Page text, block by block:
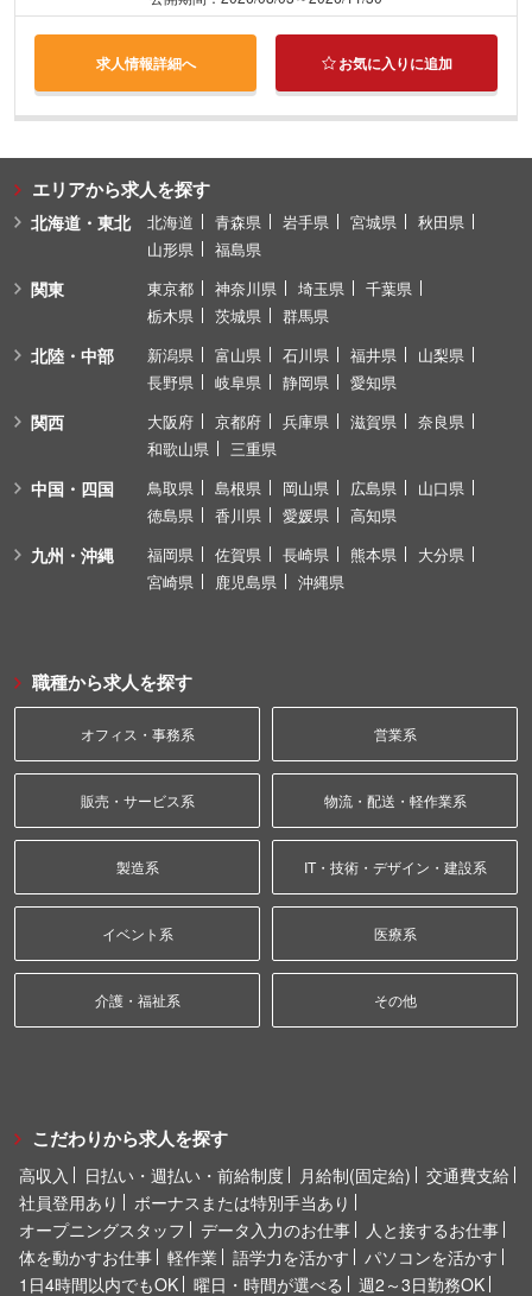
求人情報詳細へ お気に入りに追加
エリアから求人を探す
北海道・東北 北海道 青森県 岩手県 宮城県
秋田県
山形県
福島県
関東 東京都 神奈川県 埼玉県
千葉県
栃木県
茨城県 群馬県
北陸・中部 新潟県 富山県 石川県 福井県
山梨県
長野県
岐阜県 静岡県 愛知県
関西 大阪府 京都府 兵庫県 滋賀県
奈良県
和歌山県
三重県
中国・四国 鳥取県 島根県 岡山県 広島県
山口県
徳島県
香川県 愛媛県 高知県
九州・沖縄 福岡県 佐賀県 長崎県 熊本県
大分県
宮崎県
鹿児島県 沖縄県
職種から求人を探す
オフィス・事務系 営業系
販売・サービス系 物流・配送・軽作業系
製造系 IT・技術・デザイン・建設系
イベント系 医療系
介護・福祉系 その他
こだわりから求人を探す
高収入 日払い・週払い・前給制度 月給制(固定給)
交通費支給
社員登用あり
ボーナスまたは特別手当あり
オープニングスタッフ
データ入力のお仕事
人と接するお仕事
体を動かすお仕事
軽作業 語学力を活かす
パソコンを活かす
1日4時間以内でもOK
曜日・時間が選べる 週2～3日勤務OK